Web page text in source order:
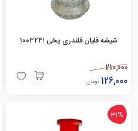
شیشه قلیان قلندری یخی ۱۰۰۳۲۴۱
210,000
126,000 تومان
31%